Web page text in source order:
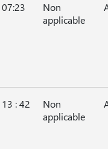
07:23
Non
applicable
13 : 42
Non
applicable